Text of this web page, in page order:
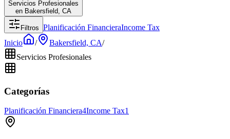
Servicios Profesionales
en Bakersfield, CA
Filtros Planificación FinancieraIncome Tax
Inicio
/ Bakersfield, CA/
Servicios Profesionales
Categorías
Planificación Financiera4Income Tax1